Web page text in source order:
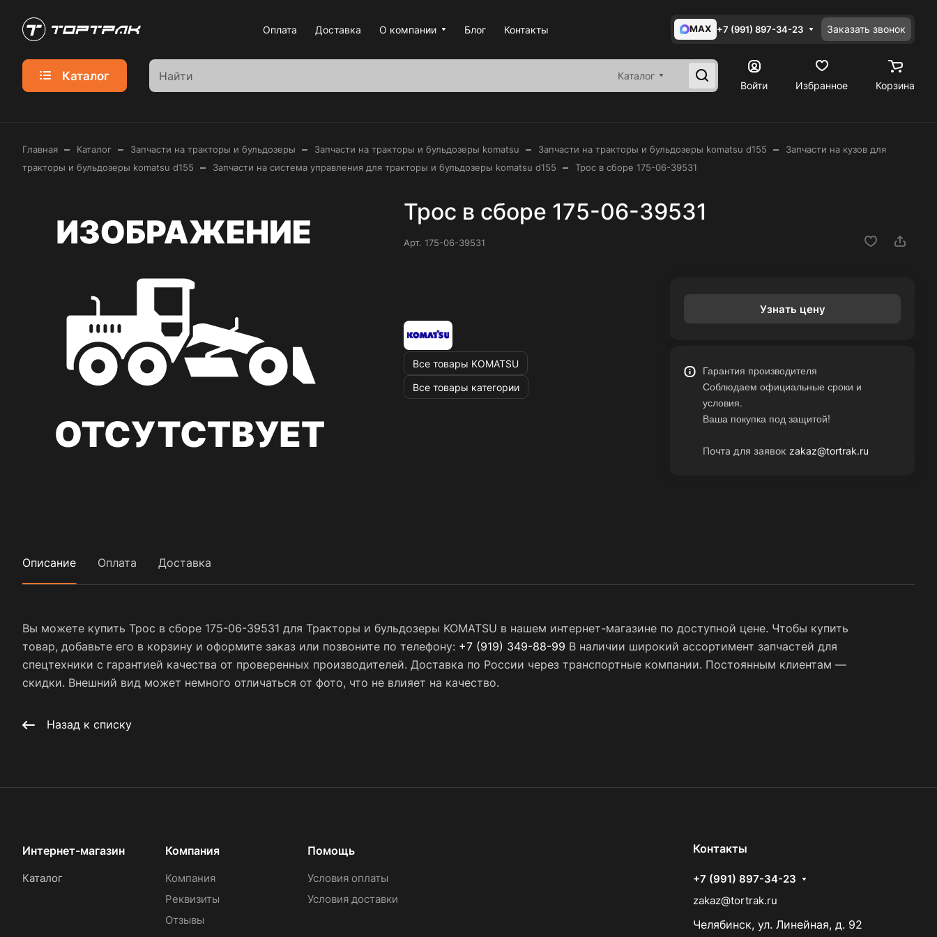
Оплата Доставка О компании Блог Контакты MAX +7 (991) 897-34-23 Заказать звонок
Каталог
Каталог
Войти
Избранное Корзина
Главная – Каталог – Запчасти на тракторы и бульдозеры – Запчасти на тракторы и бульдозеры komatsu – Запчасти на тракторы и бульдозеры komatsu d155 –
Запчасти на кузов для
тракторы и бульдозеры komatsu d155
– Запчасти на система управления для тракторы и бульдозеры komatsu d155 – Трос в сборе 175-06-39531
Трос в сборе 175-06-39531
Арт. 175-06-39531
Все товары KOMATSU
Все товары категории
Узнать цену
Гарантия производителя
Соблюдаем официальные сроки и
условия.
Ваша покупка под защитой!
Почта для заявок zakaz@tortrak.ru
Описание Оплата Доставка
Вы можете купить Трос в сборе 175-06-39531 для Тракторы и бульдозеры KOMATSU в нашем интернет-магазине по доступной цене. Чтобы купить
товар, добавьте его в корзину и оформите заказ или позвоните по телефону: +7 (919) 349-88-99 В наличии широкий ассортимент запчастей для
спецтехники с гарантией качества от проверенных производителей. Доставка по России через транспортные компании. Постоянным клиентам —
скидки. Внешний вид может немного отличаться от фото, что не влияет на качество.
Назад к списку
Интернет-магазин
Каталог
Компания
Компания
Реквизиты
Отзывы
Помощь
Условия оплаты
Условия доставки
Контакты
+7 (991) 897-34-23
zakaz@tortrak.ru
Челябинск, ул. Линейная, д. 92